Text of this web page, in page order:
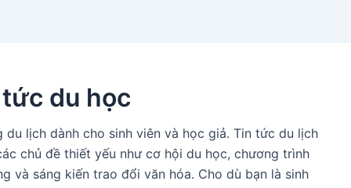
du học
lịch dành cho sinh viên và học giả. Tin tức du lịch
chủ đề thiết yếu như cơ hội du học, chương trình
và sáng kiến trao đổi văn hóa. Cho dù bạn là sinh